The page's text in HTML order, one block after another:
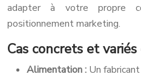
adapter à votre propre
positionnement marketing.
Cas concrets et variés
Alimentation : Un